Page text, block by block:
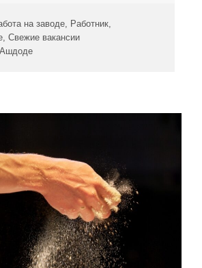
на заводе, Работник,
, Свежие вакансии